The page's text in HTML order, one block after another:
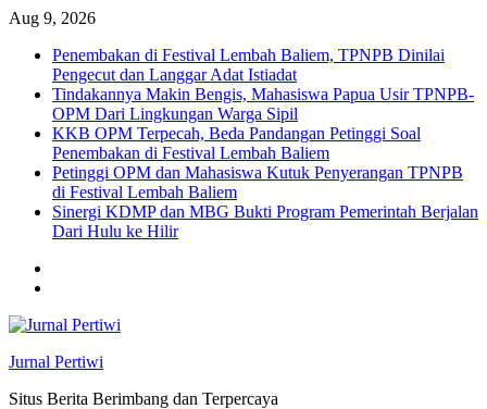
Skip
content
Aug 9, 2026
Penembakan di Festival Lembah Baliem, TPNPB Dinilai
Pengecut dan Langgar Adat Istiadat
Tindakannya Makin Bengis, Mahasiswa Papua Usir TPNPB-
OPM Dari Lingkungan Warga Sipil
KKB OPM Terpecah, Beda Pandangan Petinggi Soal
Penembakan di Festival Lembah Baliem
Petinggi OPM dan Mahasiswa Kutuk Penyerangan TPNPB
di Festival Lembah Baliem
Sinergi KDMP dan MBG Bukti Program Pemerintah Berjalan
Dari Hulu ke Hilir
Jurnal Pertiwi
Situs Berita Berimbang dan Terpercaya